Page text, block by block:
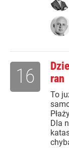
ran
To
Dla
16